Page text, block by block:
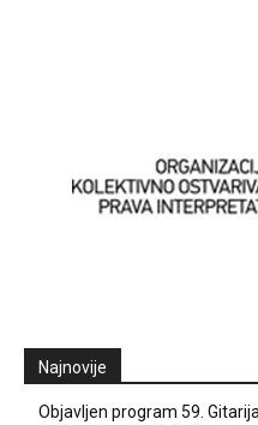
Najnovije
Objavljen program 59.